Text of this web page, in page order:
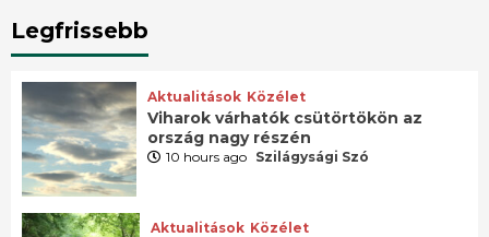
Legfrissebb
Aktualitások Közélet
Viharok várhatók csütörtökön az
ország nagy részén
10 hours ago Szilágysági Szó
Aktualitások Közélet